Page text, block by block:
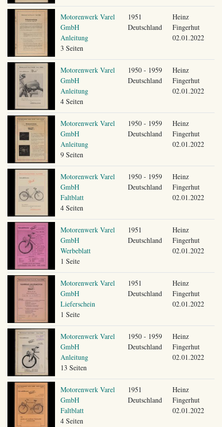
Motorenwerk Varel
GmbH
Anleitung
3 Seiten
1951
Deutschland
Heinz
Fingerhut
02.01.2022
Motorenwerk Varel
GmbH
Anleitung
4 Seiten
1950 - 1959
Deutschland
Heinz
Fingerhut
02.01.2022
Motorenwerk Varel
GmbH
Anleitung
9 Seiten
1950 - 1959
Deutschland
Heinz
Fingerhut
02.01.2022
Motorenwerk Varel
GmbH
Faltblatt
4 Seiten
1950 - 1959
Deutschland
Heinz
Fingerhut
02.01.2022
Motorenwerk Varel
GmbH
Werbeblatt
1 Seite
1951
Deutschland
Heinz
Fingerhut
02.01.2022
Motorenwerk Varel
GmbH
Lieferschein
1 Seite
1951
Deutschland
Heinz
Fingerhut
02.01.2022
Motorenwerk Varel
GmbH
Anleitung
13 Seiten
1950 - 1959
Deutschland
Heinz
Fingerhut
02.01.2022
Motorenwerk Varel
GmbH
Faltblatt
4 Seiten
1951
Deutschland
Heinz
Fingerhut
02.01.2022